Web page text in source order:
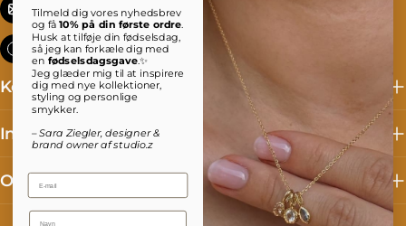
info@studioz.dk
Mandag til torsdag: 8 - 16 Fredag: 8 - 15:30
Kollektioner
Information
Om studio.z
Tilmeld dig vores nyhedsbrev
og få10% på din første ordre.
Husk at tilføje din fødselsdag,
så jeg kan forkæle dig med
en fødselsdagsgave.✨
Jeg glæder mig til at inspirere
dig med nye kollektioner,
styling og personlige
smykker.
– Sara Ziegler, designer &
brand owner af studio.z
Email
Name